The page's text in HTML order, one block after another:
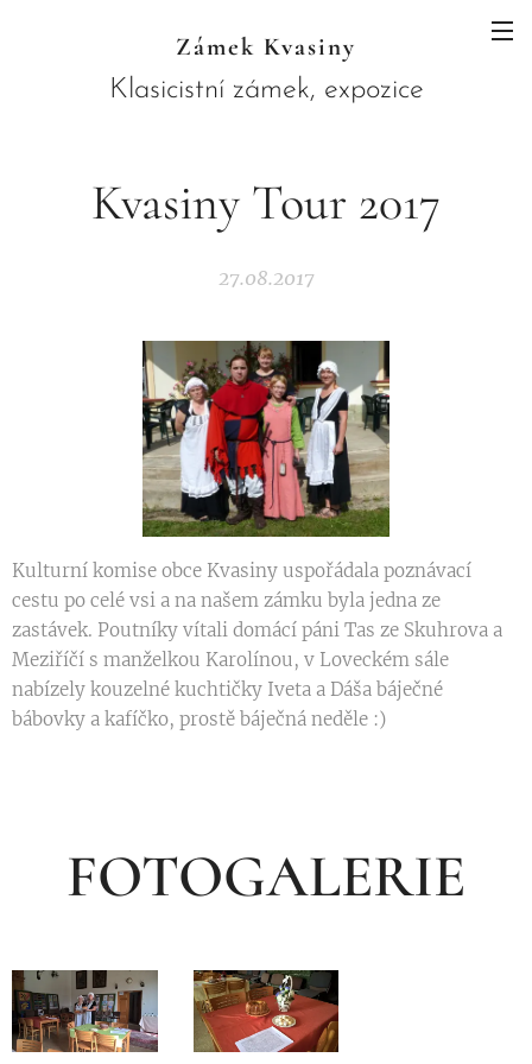
Zámek Kvasiny
Klasicistní zámek, expozice
horami
Kvasiny Tour 2017
27.08.2017
Kulturní komise obce Kvasiny uspořádala poznávací
cestu po celé vsi a na našem zámku byla jedna ze
zastávek. Poutníky vítali domácí páni Tas ze Skuhrova a
Meziříčí s manželkou Karolínou, v Loveckém sále
nabízely kouzelné kuchtičky Iveta a Dáša báječné
bábovky a kafíčko, prostě báječná neděle :)
FOTOGALERIE